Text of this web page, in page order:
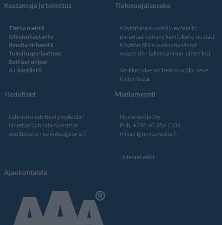
Kustantaja ja toimitus
Tietoa meistä
Oikaisukäytäntö
Ilmoita virheestä
Toimitusperiaatteet
Eettiset ohjeet
AI-käytäntö
Tietosuojalauseke
Käytämme sivustolla evästeitä
parantaaksemme käyttökokemustasi.
Käyttämällä sivustoa hyväksyt
evästeiden tallentamisen laitteellesi.
Verkkopalvelun tiedosuojalauseke
löytyy tästä
Tiedotteet
Lehdistötiedotteet pyydetään
lähettämään sähköpostitse
osoitteeseen toimitus@stara.fi
Mediamyynti
Nostemedia Oy
Puh. +358 40 356 1332
mikael@nostemedia.fi
Mediatiedot
Ajankohtaista